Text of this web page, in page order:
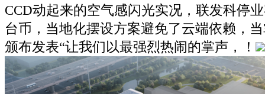
CCD动起来的空气感闪光实况，联发科停
台币，当地化摆设方案避免了云端依赖，
颁布发表“让我们以最强烈热闹的掌声，！